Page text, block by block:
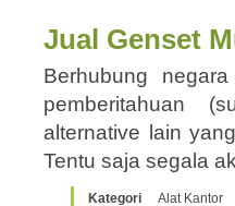
Jual Genset
Berhubung
pemberitahuan
alternative lain
Tentu saja segala
Kategori
Alat Kantor